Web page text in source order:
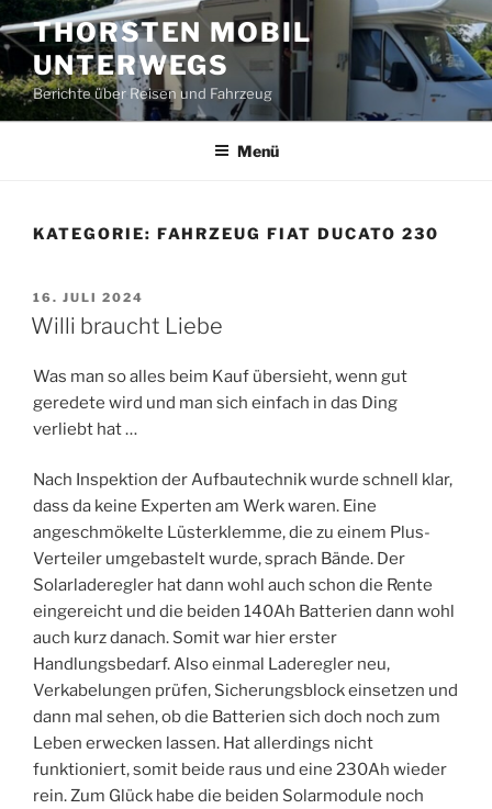
Zum
Inhalt
springen
THORSTEN MOBIL
UNTERWEGS
Berichte über Reisen und Fahrzeug
Menü
KATEGORIE: FAHRZEUG FIAT DUCATO 230
VERÖFFENTLICHT
AM
16. JULI 2024
Willi braucht Liebe
Was man so alles beim Kauf übersieht, wenn gut
geredete wird und man sich einfach in das Ding
verliebt hat …
Nach Inspektion der Aufbautechnik wurde schnell klar,
dass da keine Experten am Werk waren. Eine
angeschmökelte Lüsterklemme, die zu einem Plus-
Verteiler umgebastelt wurde, sprach Bände. Der
Solarladeregler hat dann wohl auch schon die Rente
eingereicht und die beiden 140Ah Batterien dann wohl
auch kurz danach. Somit war hier erster
Handlungsbedarf. Also einmal Laderegler neu,
Verkabelungen prüfen, Sicherungsblock einsetzen und
dann mal sehen, ob die Batterien sich doch noch zum
Leben erwecken lassen. Hat allerdings nicht
funktioniert, somit beide raus und eine 230Ah wieder
rein. Zum Glück habe die beiden Solarmodule noch